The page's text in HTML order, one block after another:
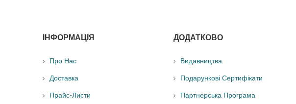
ІНФОРМАЦІЯ
Про Нас
Доставка
Прайс-Листи
ДОДАТКОВО
Видавництва
Подарункові Сертифікати
Партнерська Програма